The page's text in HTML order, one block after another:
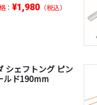
： ¥1,980 （税込）
シェフトング ピン
ルド190mm